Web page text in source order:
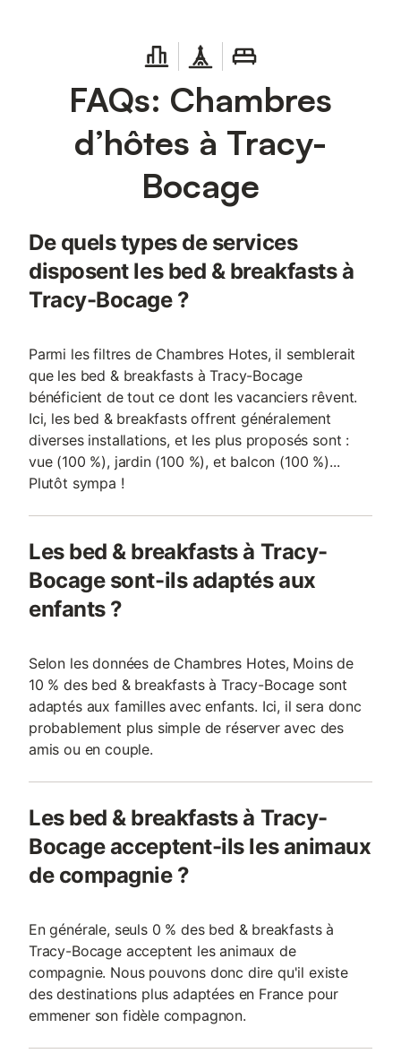
FAQs: Chambres
d’hôtes à Tracy-
Bocage
De quels types de services
disposent les bed & breakfasts à
Tracy-Bocage ?
Parmi les filtres de Chambres Hotes, il semblerait
que les bed & breakfasts à Tracy-Bocage
bénéficient de tout ce dont les vacanciers rêvent.
Ici, les bed & breakfasts offrent généralement
diverses installations, et les plus proposés sont :
vue (100 %), jardin (100 %), et balcon (100 %)...
Plutôt sympa !
Les bed & breakfasts à Tracy-
Bocage sont-ils adaptés aux
enfants ?
Selon les données de Chambres Hotes, Moins de
10 % des bed & breakfasts à Tracy-Bocage sont
adaptés aux familles avec enfants. Ici, il sera donc
probablement plus simple de réserver avec des
amis ou en couple.
Les bed & breakfasts à Tracy-
Bocage acceptent-ils les animaux
de compagnie ?
En générale, seuls 0 % des bed & breakfasts à
Tracy-Bocage acceptent les animaux de
compagnie. Nous pouvons donc dire qu'il existe
des destinations plus adaptées en France pour
emmener son fidèle compagnon.